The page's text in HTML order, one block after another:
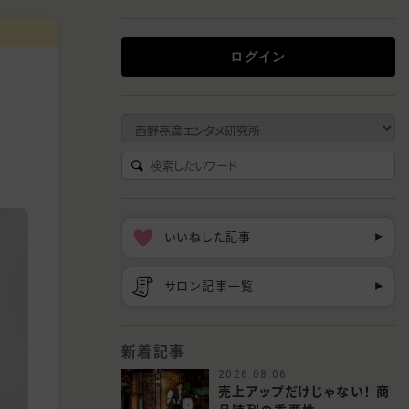
ログイン
いいねした記事 ▶︎
サロン記事一覧 ▶︎
新着記事
2026.08.06
売上アップだけじゃない！ 商